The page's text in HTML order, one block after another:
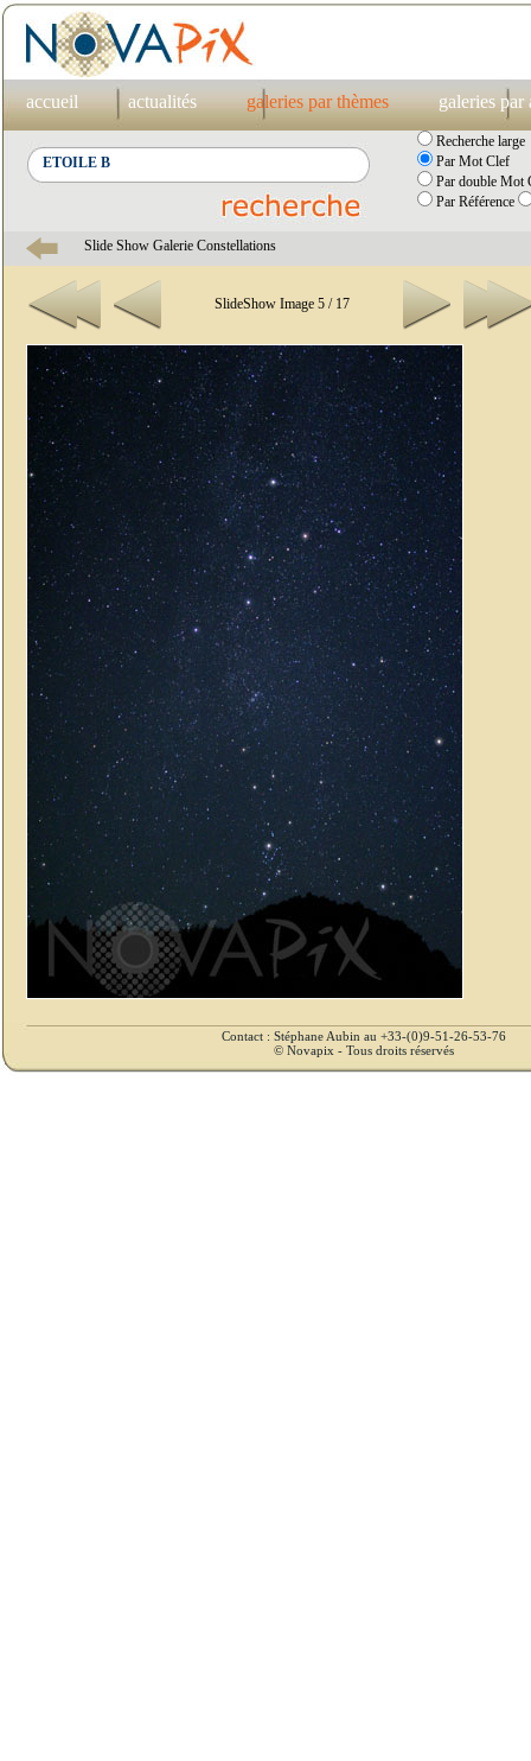
accueil actualités galeries par thèmes galeries par
Recherche large
Par Mot Clef
Par double Mot
Par Référence
Slide Show Galerie Constellations
SlideShow Image 5 / 17
Contact : Stéphane Aubin au +33-(0)9-51-26-53-76
© Novapix - Tous droits réservés